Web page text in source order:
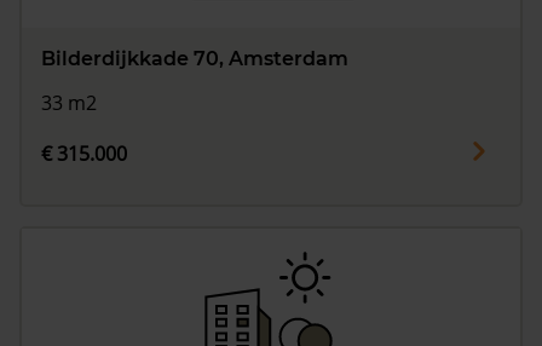
Bilderdijkkade 70, Amsterdam
33 m2
€ 315.000